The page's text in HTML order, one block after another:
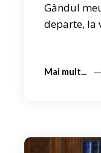
Gândul
departe, la
Mai mult...